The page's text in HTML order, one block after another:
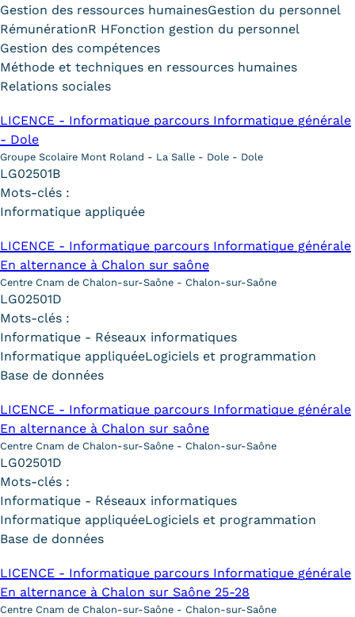
Gestion des ressources humainesGestion du personnel
RémunérationR HFonction gestion du personnel
Gestion des compétences
Méthode et techniques en ressources humaines
Relations sociales
LICENCE - Informatique parcours Informatique générale
- Dole
Groupe Scolaire Mont Roland - La Salle - Dole - Dole
LG02501B
Mots-clés :
Informatique appliquée
LICENCE - Informatique parcours Informatique générale
En alternance à Chalon sur saône
Centre Cnam de Chalon-sur-Saône - Chalon-sur-Saône
LG02501D
Mots-clés :
Informatique - Réseaux informatiques
Informatique appliquéeLogiciels et programmation
Base de données
LICENCE - Informatique parcours Informatique générale
En alternance à Chalon sur saône
Centre Cnam de Chalon-sur-Saône - Chalon-sur-Saône
LG02501D
Mots-clés :
Informatique - Réseaux informatiques
Informatique appliquéeLogiciels et programmation
Base de données
LICENCE - Informatique parcours Informatique générale
En alternance à Chalon sur Saône 25-28
Centre Cnam de Chalon-sur-Saône - Chalon-sur-Saône